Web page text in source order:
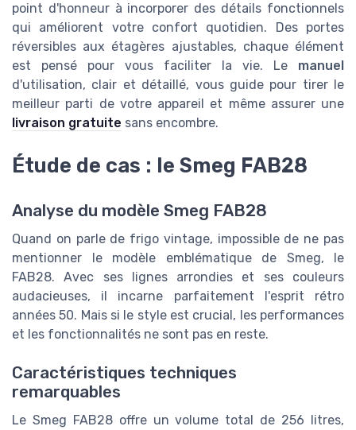
point d'honneur à incorporer des détails fonctionnels
qui améliorent votre confort quotidien. Des portes
réversibles aux étagères ajustables, chaque élément
est pensé pour vous faciliter la vie. Le manuel
d'utilisation, clair et détaillé, vous guide pour tirer le
meilleur parti de votre appareil et même assurer une
livraison gratuite sans encombre.
Étude de cas : le Smeg FAB28
Analyse du modèle Smeg FAB28
Quand on parle de frigo vintage, impossible de ne pas
mentionner le modèle emblématique de Smeg, le
FAB28. Avec ses lignes arrondies et ses couleurs
audacieuses, il incarne parfaitement l'esprit rétro
années 50. Mais si le style est crucial, les performances
et les fonctionnalités ne sont pas en reste.
Caractéristiques techniques
remarquables
Le Smeg FAB28 offre un volume total de 256 litres,